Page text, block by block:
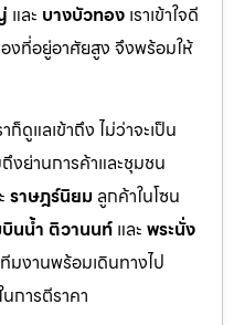
และ บางบัวทอง เราเข้าใจดี
งที่อยู่อาศัยสูง จึงพร้อมให้
ดูแลเข้าถึง ไม่ว่าจะเป็น
งย่านการค้าและชุมชน
ราษฎร์นิยม ลูกค้าในโซน
นน้ำ ติวานนท์ และ พระนั่ง
มงานพร้อมเดินทางไป
การตีราคา